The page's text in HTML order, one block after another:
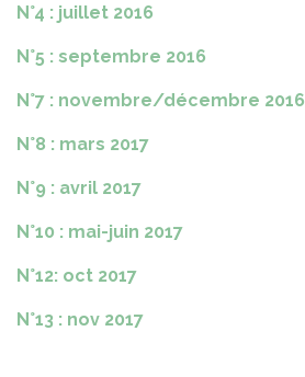
N°4 : juillet 2016
N°5 : septembre 2016
N°7 : novembre/décembre 2016
N°8 : mars 2017
N°9 : avril 2017
N°10 : mai-juin 2017
N°12: oct 2017
N°13 : nov 2017